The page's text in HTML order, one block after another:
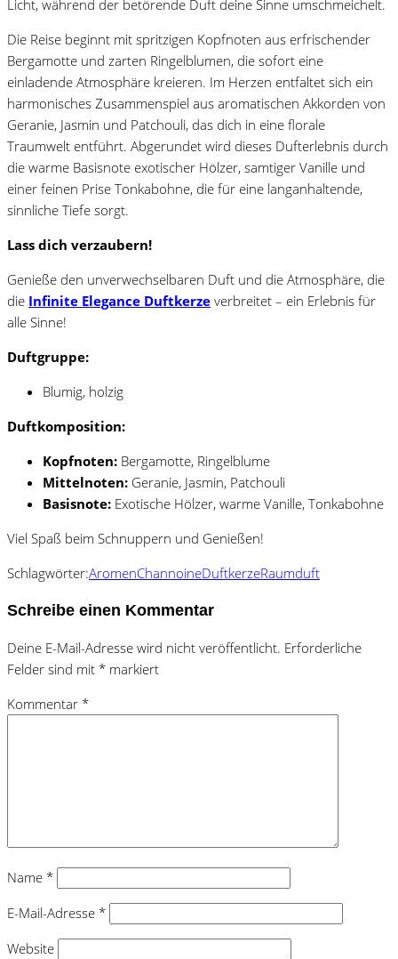
Licht, während der betörende Duft deine Sinne umschmeichelt.
Die Reise beginnt mit spritzigen Kopfnoten aus erfrischender
Bergamotte und zarten Ringelblumen, die sofort eine
einladende Atmosphäre kreieren. Im Herzen entfaltet sich ein
harmonisches Zusammenspiel aus aromatischen Akkorden von
Geranie, Jasmin und Patchouli, das dich in eine florale
Traumwelt entführt. Abgerundet wird dieses Dufterlebnis durch
die warme Basisnote exotischer Hölzer, samtiger Vanille und
einer feinen Prise Tonkabohne, die für eine langanhaltende,
sinnliche Tiefe sorgt.
Lass dich verzaubern!
Genieße den unverwechselbaren Duft und die Atmosphäre, die
die Infinite Elegance Duftkerze verbreitet – ein Erlebnis für
alle Sinne!
Duftgruppe:
Blumig, holzig
Duftkomposition:
Kopfnoten: Bergamotte, Ringelblume
Mittelnoten: Geranie, Jasmin, Patchouli
Basisnote: Exotische Hölzer, warme Vanille, Tonkabohne
Viel Spaß beim Schnuppern und Genießen!
Schlagwörter:AromenChannoineDuftkerzeRaumduft
Schreibe einen Kommentar
Deine E-Mail-Adresse wird nicht veröffentlicht. Erforderliche
Felder sind mit * markiert
Kommentar *
Name *
E-Mail-Adresse *
Website